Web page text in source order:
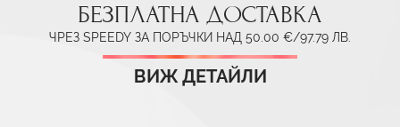
БЕЗПЛАТНА ДОСТАВКА
ЧРЕЗ SPEEDY ЗА ПОРЪЧКИ НАД 50.00 €/97.79 ЛВ.
ВИЖ ДЕТАЙЛИ